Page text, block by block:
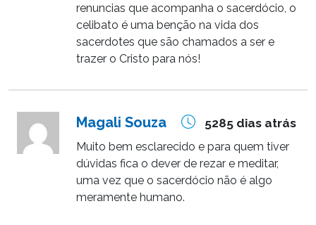
renuncias que acompanha o sacerdócio, o
celibato é uma benção na vida dos
sacerdotes que são chamados a ser e
trazer o Cristo para nós!
Magali Souza 5285 dias atrás
Muito bem esclarecido e para quem tiver
dúvidas fica o dever de rezar e meditar,
uma vez que o sacerdócio não é algo
meramente humano.